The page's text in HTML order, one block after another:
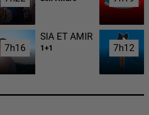
7h16
7h16
SIA ET AMIR
1+1 7h12
7h12